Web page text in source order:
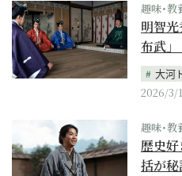
趣味･教
明智
布武
大河
2026/3/
趣味･教
歴史
括が